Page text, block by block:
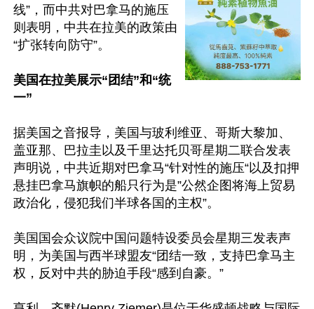
线”，而中共对巴拿马的施压
则表明，中共在拉美的政策由
“扩张转向防守”。
美国在拉美展示“团结”和“统
一”
据美国之音报导，美国与玻利维亚、哥斯大黎加、
盖亚那、巴拉圭以及千里达托贝哥星期二联合发表
声明说，中共近期对巴拿马“针对性的施压“以及扣押
悬挂巴拿马旗帜的船只行为是”公然企图将海上贸易
政治化，侵犯我们半球各国的主权”。
美国国会众议院中国问题特设委员会星期三发表声
明，为美国与西半球盟友“团结一致，支持巴拿马主
权，反对中共的胁迫手段“感到自豪。”